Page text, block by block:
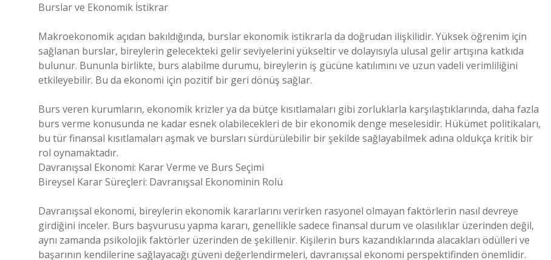
Burslar ve Ekonomik İstikrar
Makroekonomik açıdan bakıldığında, burslar ekonomik istikrarla da doğrudan ilişkilidir. Yüksek öğrenim için
sağlanan burslar, bireylerin gelecekteki gelir seviyelerini yükseltir ve dolayısıyla ulusal gelir artışına katkıda
bulunur. Bununla birlikte, burs alabilme durumu, bireylerin iş gücüne katılımını ve uzun vadeli verimliliğini
etkileyebilir. Bu da ekonomi için pozitif bir geri dönüş sağlar.
Burs veren kurumların, ekonomik krizler ya da bütçe kısıtlamaları gibi zorluklarla karşılaştıklarında, daha fazla
burs verme konusunda ne kadar esnek olabilecekleri de bir ekonomik denge meselesidir. Hükümet politikaları,
bu tür finansal kısıtlamaları aşmak ve bursları sürdürülebilir bir şekilde sağlayabilmek adına oldukça kritik bir
rol oynamaktadır.
Davranışsal Ekonomi: Karar Verme ve Burs Seçimi
Bireysel Karar Süreçleri: Davranışsal Ekonominin Rolü
Davranışsal ekonomi, bireylerin ekonomik kararlarını verirken rasyonel olmayan faktörlerin nasıl devreye
girdiğini inceler. Burs başvurusu yapma kararı, genellikle sadece finansal durum ve olasılıklar üzerinden değil,
aynı zamanda psikolojik faktörler üzerinden de şekillenir. Kişilerin burs kazandıklarında alacakları ödülleri ve
başarının kendilerine sağlayacağı güveni değerlendirmeleri, davranışsal ekonomi perspektifinden önemlidir.